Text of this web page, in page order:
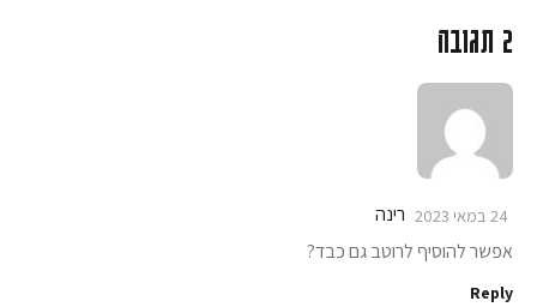
2 תגובה
רינה 24 במאי 2023
אפשר להוסיף לרוטב גם כבד?
Reply